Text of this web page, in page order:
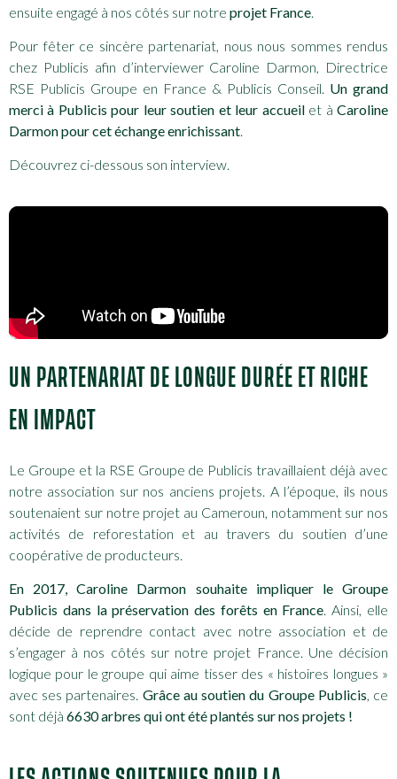
ensuite engagé à nos côtés sur notre projet France
Pour fêter ce sincère partenariat, nous nous sommes rendus
chez Publicis afin d’interviewer Caroline Darmon, Directrice
RSE Publicis Groupe en France & Publicis Conseil. Un grand
merci à Publicis pour leur soutien et leur accueilet à Caroline
Darmon pour cet échange enrichissant.
Découvrez ci-dessous son interview.
UN PARTENARIAT DE LONGUE DURÉE ET RICHE
EN IMPACT
Le Groupe et la RSE Groupe de Publicis travaillaient déjà avec
notre association sur nos anciens projets. A l’époque, ils nous
soutenaient sur notre projet au Cameroun, notamment sur nos
activités de reforestation et au travers du soutien d’une
coopérative de producteurs.
En 2017, Caroline Darmon souhaite impliquer le Groupe
Publicis dans la préservation des forêts en France. Ainsi, elle
décide de reprendre contact avec notre association et de
s’engager à nos côtés sur notre projet France. Une décision
logique pour le groupe qui aime tisser des « histoires longues »
avec ses partenaires. Grâce au soutien du Groupe Publicis, ce
sont déjà 6630 arbres qui ont été plantés sur nos projets !